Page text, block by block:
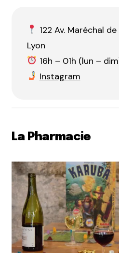
122 Av. Maréchal
Lyon
16h – 01h (lun –
Instagram
La Pharmacie